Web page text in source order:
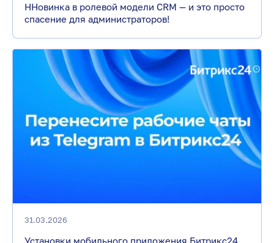
ННовинка в ролевой модели CRM — и это просто
спасение для администраторов!
31.03.2026
Установки мобильного приложения Битрикс24